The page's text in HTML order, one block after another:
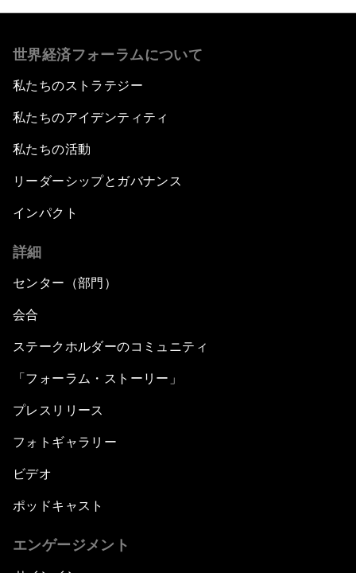
世界経済フォーラムについて
私たちのストラテジー
私たちのアイデンティティ
私たちの活動
リーダーシップとガバナンス
インパクト
詳細
センター（部門）
会合
ステークホルダーのコミュニティ
「フォーラム・ストーリー」
プレスリリース
フォトギャラリー
ビデオ
ポッドキャスト
エンゲージメント